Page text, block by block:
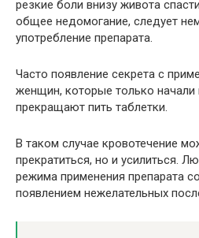
резкие боли внизу живота
общее недомогание, следует
употребление препарата.
Часто появление секрета с
женщин, которые только начали
прекращают пить таблетки.
В таком случае кровотечение
прекратиться, но и усилиться.
режима применения препарата
появлением нежелательных